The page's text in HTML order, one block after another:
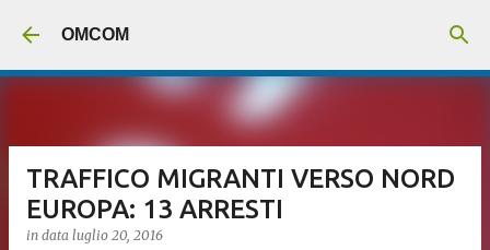
OMCOM
TRAFFICO MIGRANTI VERSO NORD
EUROPA: 13 ARRESTI
in data luglio 20, 2016